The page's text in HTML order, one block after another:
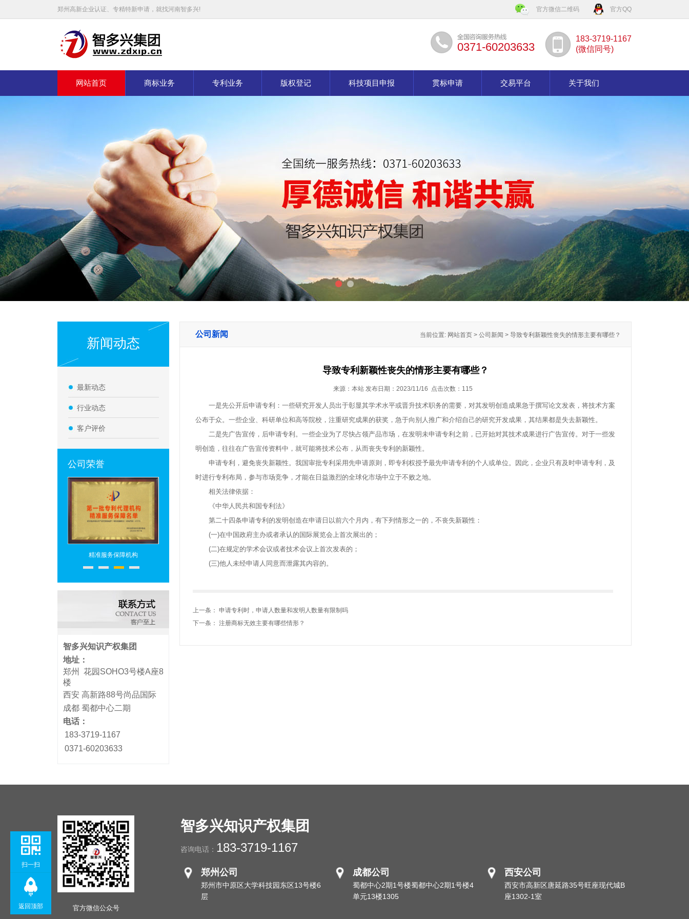
郑州高新企业认证、专精特新申请，就找河南智多兴! 官方微信二维码 官方QQ
183-3719-1167
(微信同号)
0371-60203633
网站首页 商标业务 专利业务 版权登记 科技项目申报 贯标申请 交易平台 关于我们
新闻动态
最新动态
行业动态
客户评价
公司荣誉
精准服务保障机构 专利代理头部机构
智多兴知识产权集团
地址：
郑州 花园SOHO3号楼A座8
楼
西安 高新路88号尚品国际
成都 蜀都中心二期
电话：
183-3719-1167
0371-60203633
公司新闻 当前位置: 网站首页 > 公司新闻 > 导致专利新颖性丧失的情形主要有哪些？
导致专利新颖性丧失的情形主要有哪些？
来源：本站 发布日期：2023/11/16 点击次数： 115
一是先公开后申请专利：一些研究开发人员出于彰显其学术水平或晋升技术职务的需要，对其发明创造成果急于撰写论文发表，将技术方案
公布于众。一些企业、科研单位和高等院校，注重研究成果的获奖，急于向别人推广和介绍自己的研究开发成果，其结果都是失去新颖性。
二是先广告宣传，后申请专利。一些企业为了尽快占领产品市场，在发明未申请专利之前，已开始对其技术成果进行广告宣传。对于一些发
明创造，往往在广告宣传资料中，就可能将技术公布，从而丧失专利的新颖性。
申请专利，避免丧失新颖性。我国审批专利采用先申请原则，即专利权授予最先申请专利的个人或单位。因此，企业只有及时申请专利，及
时进行专利布局，参与市场竞争，才能在日益激烈的全球化市场中立于不败之地。
相关法律依据：
《中华人民共和国专利法》
第二十四条申请专利的发明创造在申请日以前六个月内，有下列情形之一的，不丧失新颖性：
(一)在中国政府主办或者承认的国际展览会上首次展出的；
(二)在规定的学术会议或者技术会议上首次发表的；
(三)他人未经申请人同意而泄露其内容的。
上一条： 申请专利时，申请人数量和发明人数量有限制吗
下一条： 注册商标无效主要有哪些情形？
官方微信公众号
智多兴知识产权集团
咨询电话： 183-3719-1167
郑州公司
郑州市中原区大学科技园东区13号楼6
层
成都公司
蜀都中心2期1号楼蜀都中心2期1号楼4
单元13楼1305
西安公司
西安市高新区唐延路35号旺座现代城B
座1302-1室
扫一扫
返回顶部